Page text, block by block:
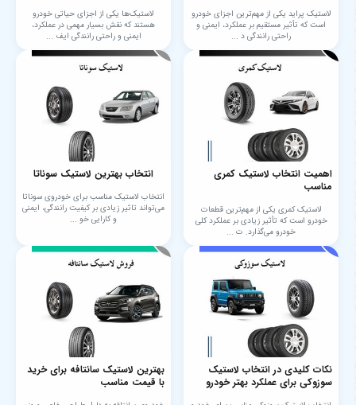
لاستیک پراید یکی از مهم‌ترین اجزای خودرو
است که تأثیر مستقیم بر عملکرد، ایمنی و
راحتی رانندگی د ...
لاستیک‌ها یکی از اجزای حیاتی خودرو
هستند که نقش بسیار مهمی در عملکرد،
ایمنی و راحتی رانندگی ایف ...
اهمیت انتخاب لاستیک کمری
مناسب
لاستیک کمری یکی از مهم‌ترین قطعات
خودرو است که تأثیر زیادی بر عملکرد کلی
خودرو می‌گذارد. ت ...
انتخاب بهترین لاستیک سوناتا
انتخاب لاستیک مناسب برای خودروی سوناتا
می‌تواند تاثیر زیادی بر کیفیت رانندگی، ایمنی
و کارایی خو ...
نکات کلیدی در انتخاب لاستیک
سوزوکی برای عملکرد بهتر خودرو
بهترین لاستیک سانتافه برای خرید
با قیمت مناسب